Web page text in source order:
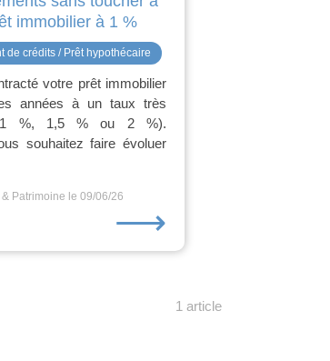
immobilier à 1 %
de crédits / Prêt hypothécaire
votre prêt immobilier
années à un taux très
(1 %, 1,5 % ou 2 %).
souhaitez faire évoluer
Patrimoine le 09/06/26
⟶
1 article